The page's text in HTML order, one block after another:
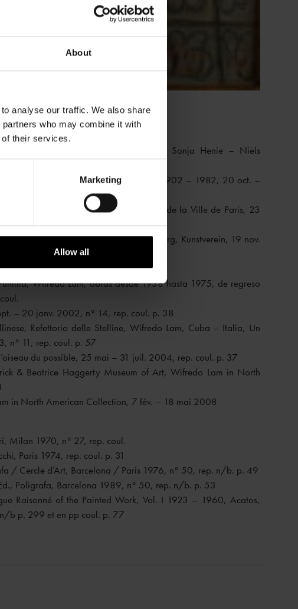
About
analyse our traffic. We also share
who may combine it with
of their services.
Marketing
Allow all
Høvikodden (Norvège), Fondation Sonja Henie – Niels
Homenaje a Wifredo Lam 1902 – 1982, 20 oct. –
1983; Paris, Musée d’Art Moderne de la Ville de Paris, 23
– 1982, n° 38, rep. coul.
2 juil. – 4 sept. 1988; Hamburg, Kunstverein, 19 nov.
rep. coul. p. 47
paintings, 17 nov. – 22 déc. 1990
Wifredo Lam, obras desde 1938 hasta 1975, de regreso
– 20 janv. 2002, n° 14, rep. coul. p. 38
Refettorio delle Stelline, Wifredo Lam, Cuba – Italia, Un
n° 11, rep. coul. p. 57
du possible, 25 mai – 31 juil. 2004, rep. coul. p. 37
& Beatrice Haggerty Museum of Art, Wifredo Lam in North
in North American Collection, 7 fév. – 18 mai 2008
Milan 1970, n° 27, rep. coul.
Paris 1974, rep. coul. p. 31
/ Cercle d’Art, Barcelona / Paris 1976, n° 50, rep. n/b. p. 49
Poligrafa, Barcelona 1989, n° 50, rep. n/b. p. 53
Raisonné of the Painted Work, Vol. I 1923 – 1960, Acatos,
b p. 299 et en pp coul. p. 77